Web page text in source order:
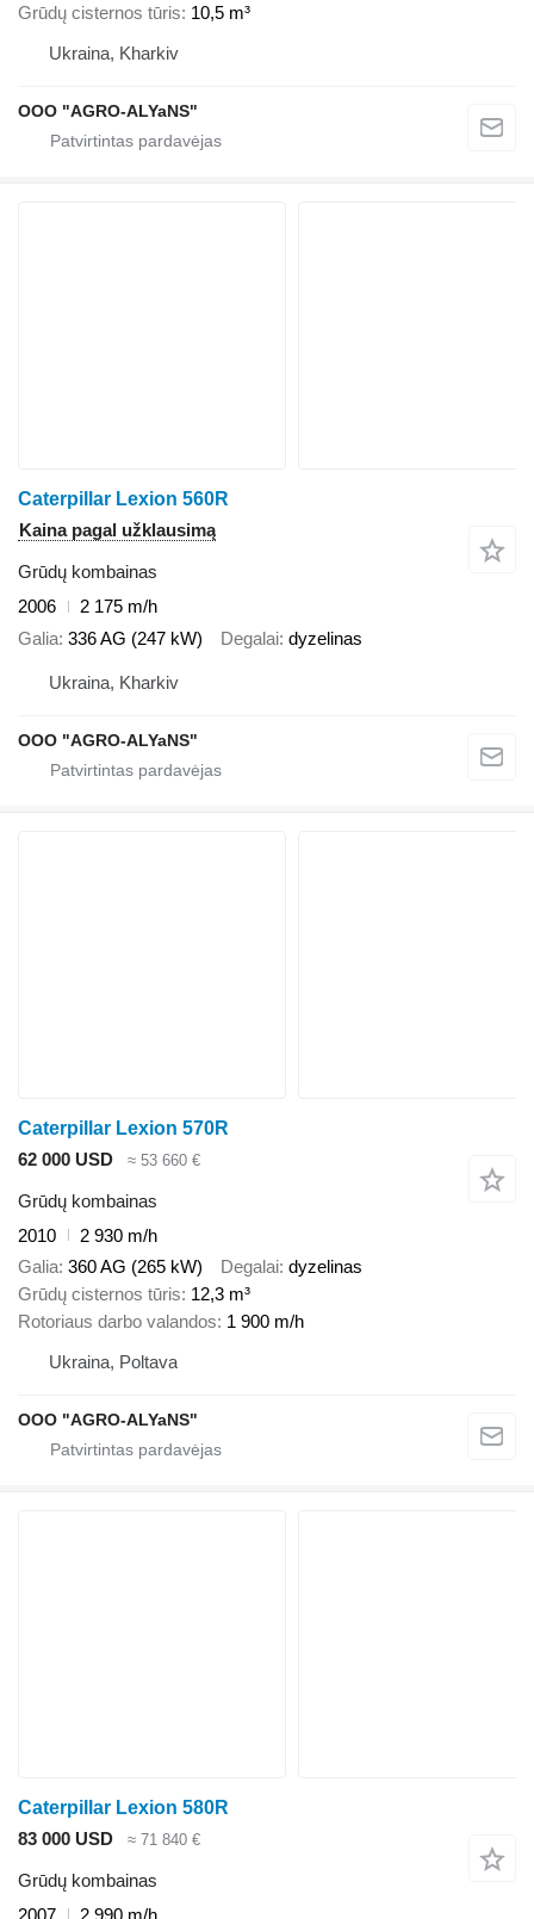
Grūdų cisternos tūris 10,5 m³
Ukraina, Kharkiv
OOO "AGRO-ALYaNS"
Caterpillar Lexion 560R
Kaina pagal užklausimą
Grūdų kombainas
2006
2 175 m/h
Galia 336 AG (247 kW) Degalai dyzelinas
Ukraina, Kharkiv
OOO "AGRO-ALYaNS"
Caterpillar Lexion 570R
62 000 USD
≈ 53 660 €
Grūdų kombainas
2010
2 930 m/h
Galia 360 AG (265 kW) Degalai dyzelinas
Grūdų cisternos tūris 12,3 m³
Rotoriaus darbo valandos 1 900 m/h
Ukraina, Poltava
OOO "AGRO-ALYaNS"
Caterpillar Lexion 580R
83 000 USD
≈ 71 840 €
Grūdų kombainas
2007
2 990 m/h